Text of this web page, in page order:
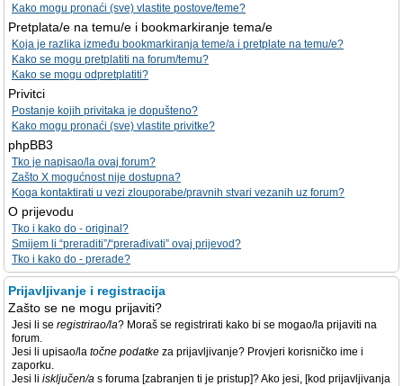
Kako mogu pronaći (sve) vlastite postove/teme?
Pretplata/e na temu/e i bookmarkiranje tema/e
Koja je razlika između bookmarkiranja teme/a i pretplate na temu/e?
Kako se mogu pretplatiti na forum/temu?
Kako se mogu odpretplatiti?
Privitci
Postanje kojih privitaka je dopušteno?
Kako mogu pronaći (sve) vlastite privitke?
phpBB3
Tko je napisao/la ovaj forum?
Zašto X mogućnost nije dostupna?
Koga kontaktirati u vezi zlouporabe/pravnih stvari vezanih uz forum?
O prijevodu
Tko i kako do - original?
Smijem li “preraditi”/“prerađivati” ovaj prijevod?
Tko i kako do - prerade?
Prijavljivanje i registracija
Zašto se ne mogu prijaviti?
Jesi li se registrirao/la? Moraš se registrirati kako bi se mogao/la prijaviti na
forum.
Jesi li upisao/la točne podatke za prijavljivanje? Provjeri korisničko ime i
zaporku.
Jesi li isključen/a s foruma [zabranjen ti je pristup]? Ako jesi, [kod prijavljivanja